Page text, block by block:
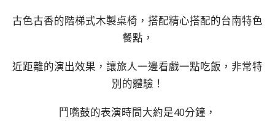
古色古香的階梯式木製桌椅，搭配精心搭配的台南特色
餐點，
近距離的演出效果，讓旅人一邊看戲一點吃飯，非常特
別的體驗！
鬥嘴鼓的表演時間大約是40分鐘，